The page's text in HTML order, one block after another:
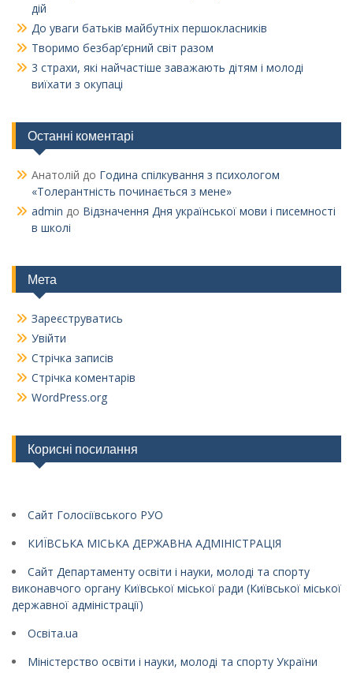
дій
До уваги батьків майбутніх першокласників
Творимо безбар’єрний світ разом
3 страхи, які найчастіше заважають дітям і молоді
виїхати з окупаці
Останні коментарі
Анатолій до Година спілкування з психологом
«Толерантність починається з мене»
admin до Відзначення Дня української мови і писемності
в школі
Мета
Зареєструватись
Увійти
Стрічка записів
Стрічка коментарів
WordPress.org
Корисні посилання
Сайт Голосіївського РУО
КИЇВСЬКА МІСЬКА ДЕРЖАВНА АДМІНІСТРАЦІЯ
Сайт Департаменту освіти і науки, молоді та спорту
виконавчого органу Київської міської ради (Київської міської
державної адміністрації)
Освіта.ua
Міністерство освіти і науки, молоді та спорту України